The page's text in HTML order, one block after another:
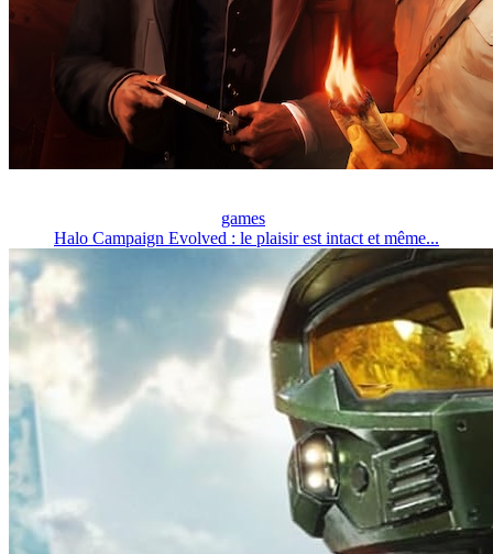
games
Halo Campaign Evolved : le plaisir est intact et même...